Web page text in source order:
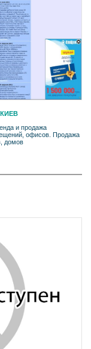
и продажа
офисов. Продажа
домов